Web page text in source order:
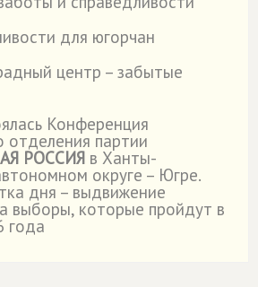
для югорчан
центр – забытые
Конференция
отделения партии
РОССИЯ в Ханты-
округе – Югре.
дня – выдвижение
выборы, которые пройдут в
года